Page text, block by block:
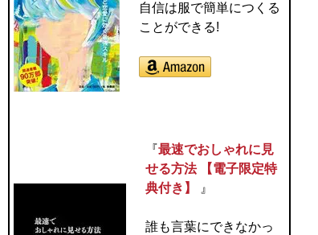
自信は服で簡単につくる
ことができる!
『最速でおしゃれに見
せる方法 【電子限定特
典付き】
』
誰も言葉にできなかっ